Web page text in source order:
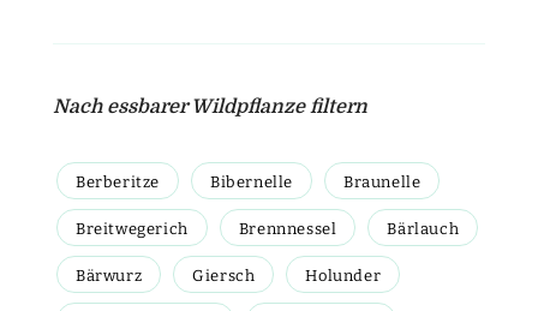
Nach essbarer Wildpflanze filtern
Berberitze Bibernelle Braunelle
Breitwegerich Brennnessel Bärlauch
Bärwurz Giersch Holunder